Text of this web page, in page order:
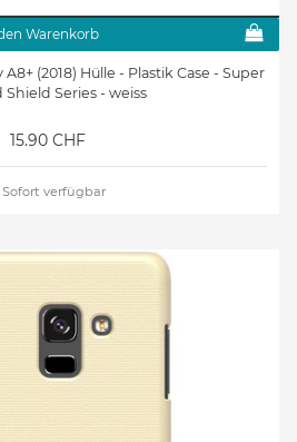
Warenkorb
(2018) Hülle - Plastik Case - Super
Shield Series - weiss
15.90 CHF
Sofort verfügbar